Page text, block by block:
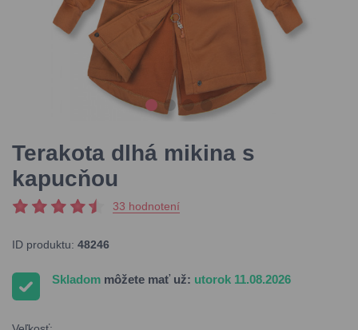
Terakota dlhá mikina s
kapucňou
33 hodnotení
ID produktu: 48246
Skladom môžete mať už: utorok 11.08.2026